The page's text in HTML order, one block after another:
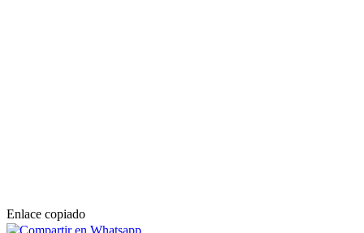
Enlace copiado